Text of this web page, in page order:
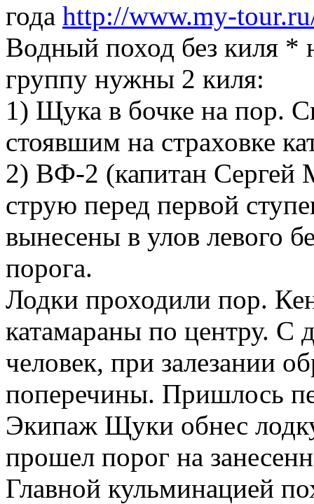
года http://www.my-
Водный поход без киля
группу нужны 2 киля:
1) Щука в бочке на пор.
стоявшим на страховке
2) ВФ-2 (капитан Сергей
струю перед первой
вынесены в улов левого
порога.
Лодки проходили пор.
катамараны по центру. С
человек, при залезании
поперечины. Пришлось
Экипаж Щуки обнес
прошел порог на
Главной кульминацией